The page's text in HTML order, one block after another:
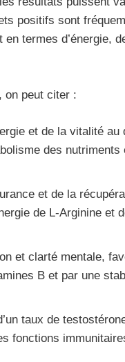
positifs sont
termes d’énergie,
on peut citer :
et de la vitalité au
des nutriments
et de la
de L-Arginine et
et clarté mentale,
B et par une
taux de
fonctions